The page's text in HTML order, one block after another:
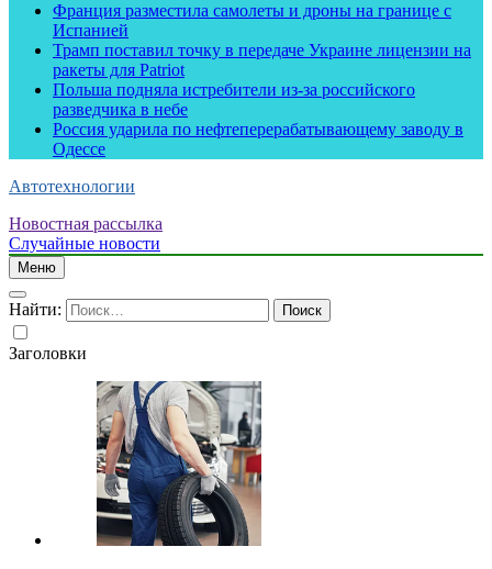
Франция разместила самолеты и дроны на границе с
Испанией
Трамп поставил точку в передаче Украине лицензии на
ракеты для Patriot
Польша подняла истребители из-за российского
разведчика в небе
Россия ударила по нефтеперерабатывающему заводу в
Одессе
Автотехнологии
Новостная рассылка
Случайные новости
Меню
Найти:
Заголовки